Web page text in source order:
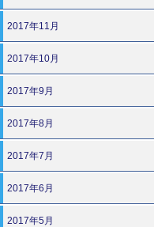
2017年11月
2017年10月
2017年9月
2017年8月
2017年7月
2017年6月
2017年5月